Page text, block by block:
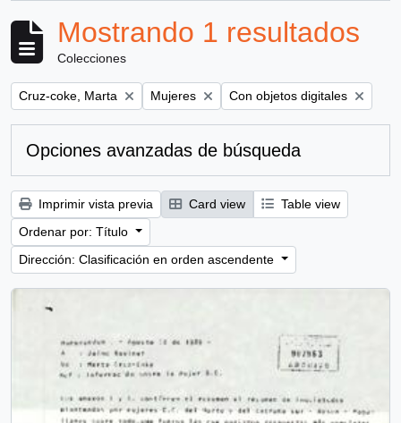
Mostrando 1 resultados
Colecciones
Remove filter:
Cruz-coke, Marta Remove filter:
Mujeres Remove filter:
Con objetos digitales
Opciones avanzadas de búsqueda
Imprimir vista previa Card view
Table view
Ordenar por: Título
Dirección: Clasificación en orden ascendente